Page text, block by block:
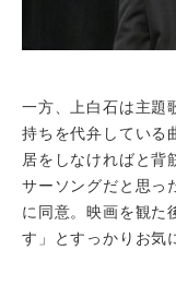
一方、上白石は主題
持ちを代弁している
居をしなければと背
サーソングだと思っ
に同意。映画を観た
す」とすっかりお気